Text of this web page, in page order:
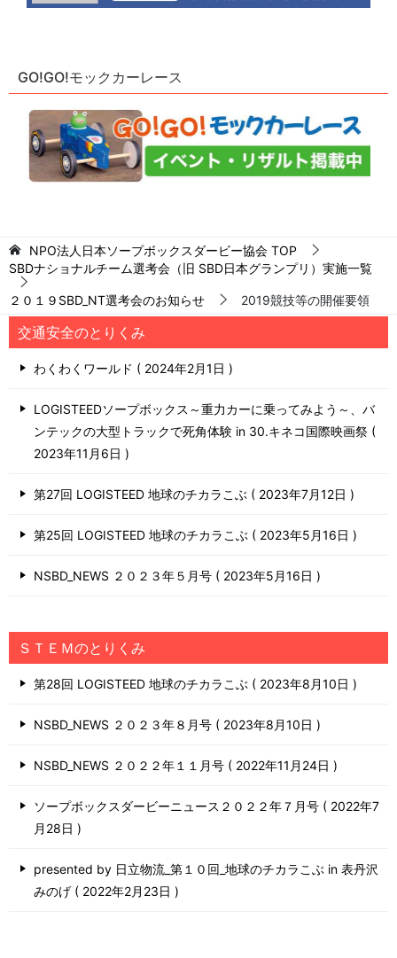
GO!GO!モックカーレース
NPO法人日本ソープボックスダービー協会 TOP
SBDナショナルチーム選考会（旧 SBD日本グランプリ）実施一覧
２０１９SBD_NT選考会のお知らせ 2019競技等の開催要領
交通安全のとりくみ
わくわくワールド 2024年2月1日
LOGISTEEDソープボックス～重力カーに乗ってみよう～、バ
ンテックの大型トラックで死角体験 in 30.キネコ国際映画祭
2023年11月6日
第27回 LOGISTEED 地球のチカラこぶ 2023年7月12日
第25回 LOGISTEED 地球のチカラこぶ 2023年5月16日
NSBD_NEWS ２０２３年５月号 2023年5月16日
ＳＴＥＭのとりくみ
第28回 LOGISTEED 地球のチカラこぶ 2023年8月10日
NSBD_NEWS ２０２３年８月号 2023年8月10日
NSBD_NEWS ２０２２年１１月号 2022年11月24日
ソープボックスダービーニュース２０２２年７月号
2022年7
月28日
presented by 日立物流_第１０回_地球のチカラこぶ in 表丹沢
みのげ
2022年2月23日